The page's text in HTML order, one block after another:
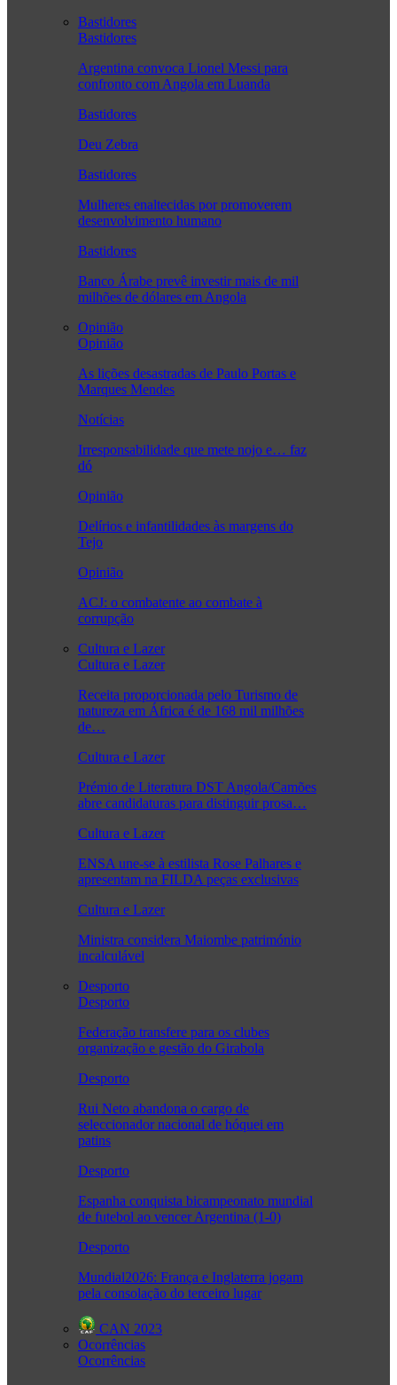
Bastidores
Bastidores
Argentina convoca Lionel Messi para
confronto com Angola em Luanda
Bastidores
Deu Zebra
Bastidores
Mulheres enaltecidas por promoverem
desenvolvimento humano
Bastidores
Banco Árabe prevê investir mais de mil
milhões de dólares em Angola
Opinião
Opinião
As lições desastradas de Paulo Portas e
Marques Mendes
Notícias
Irresponsabilidade que mete nojo e… faz
dó
Opinião
Delírios e infantilidades às margens do
Tejo
Opinião
ACJ: o combatente ao combate à
corrupção
Cultura e Lazer
Cultura e Lazer
Receita proporcionada pelo Turismo de
natureza em África é de 168 mil milhões
de…
Cultura e Lazer
Prémio de Literatura DST Angola/Camões
abre candidaturas para distinguir prosa…
Cultura e Lazer
ENSA une-se à estilista Rose Palhares e
apresentam na FILDA peças exclusivas
Cultura e Lazer
Ministra considera Maiombe património
incalculável
Desporto
Desporto
Federação transfere para os clubes
organização e gestão do Girabola
Desporto
Rui Neto abandona o cargo de
seleccionador nacional de hóquei em
patins
Desporto
Espanha conquista bicampeonato mundial
de futebol ao vencer Argentina (1-0)
Desporto
Mundial2026: França e Inglaterra jogam
pela consolação do terceiro lugar
CAN 2023
Ocorrências
Ocorrências